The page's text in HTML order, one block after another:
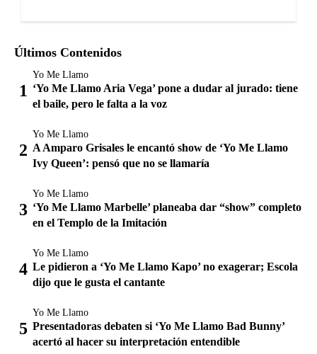
Últimos Contenidos
Yo Me Llamo
‘Yo Me Llamo Aria Vega’ pone a dudar al jurado: tiene
el baile, pero le falta a la voz
Yo Me Llamo
A Amparo Grisales le encantó show de ‘Yo Me Llamo
Ivy Queen’: pensó que no se llamaría
Yo Me Llamo
‘Yo Me Llamo Marbelle’ planeaba dar “show” completo
en el Templo de la Imitación
Yo Me Llamo
Le pidieron a ‘Yo Me Llamo Kapo’ no exagerar; Escola
dijo que le gusta el cantante
Yo Me Llamo
Presentadoras debaten si ‘Yo Me Llamo Bad Bunny’
acertó al hacer su interpretación entendible